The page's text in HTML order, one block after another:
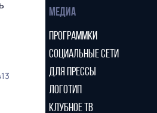
МЕДИА
ПРОГРАММКИ
СОЦИАЛЬНЫЕ СЕТИ
ДЛЯ ПРЕССЫ
ЛОГОТИП
КЛУБНОЕ ТВ